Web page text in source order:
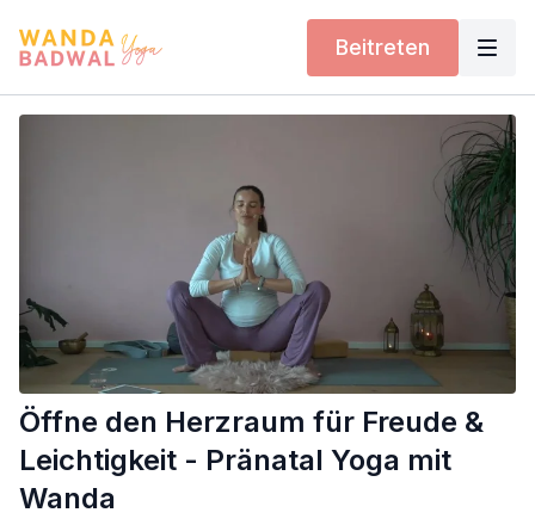
Beitreten
Öffne den Herzraum für Freude &
Leichtigkeit - Pränatal Yoga mit
Wanda